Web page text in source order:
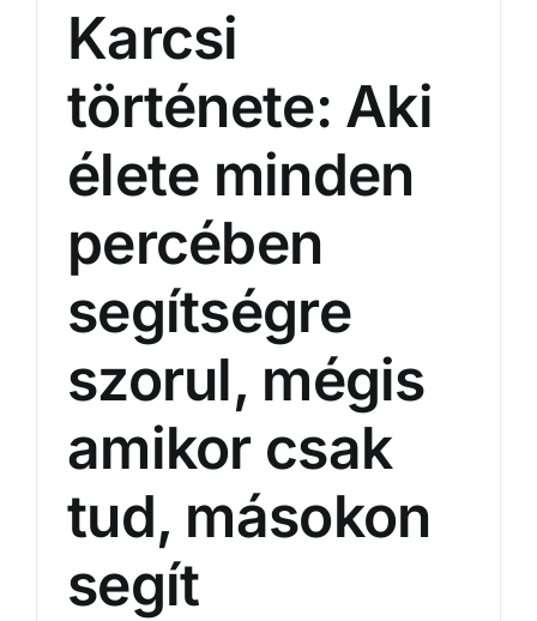
Karcsi
története: Aki
élete minden
percében
segítségre
szorul, mégis
amikor csak
tud, másokon
segít